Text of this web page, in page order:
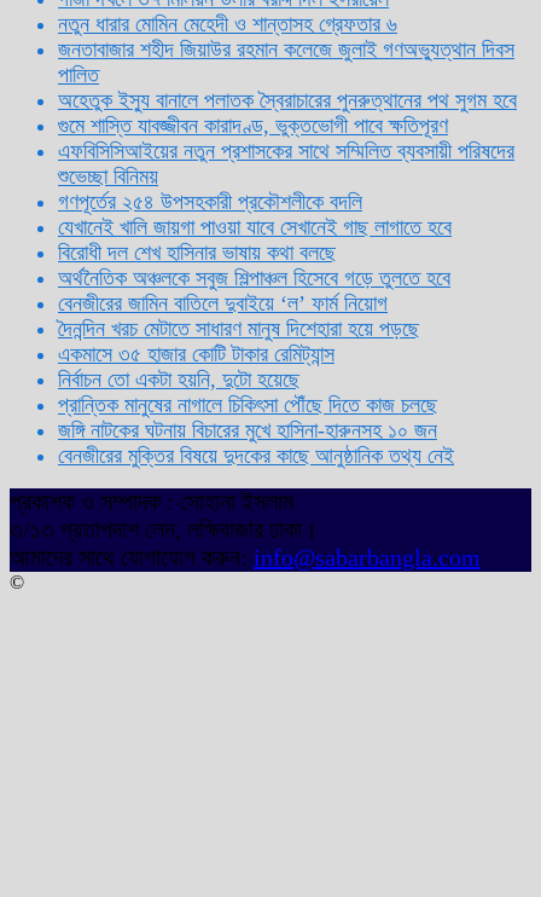
নতুন ধারার মোমিন মেহেদী ও শান্তাসহ গ্রেফতার ৬
জনতাবাজার শহীদ জিয়াউর রহমান কলেজে জুলাই গণঅভ্যুত্থান দিবস
পালিত
অহেতুক ইস্যু বানালে পলাতক স্বৈরাচারের পুনরুত্থানের পথ সুগম হবে
গুমে শাস্তি যাবজ্জীবন কারাদণ্ড, ভুক্তভোগী পাবে ক্ষতিপূরণ
এফবিসিসিআইয়ের নতুন প্রশাসকের সাথে সম্মিলিত ব্যবসায়ী পরিষদের
শুভেচ্ছা বিনিময়
গণপূর্তের ২৫৪ উপসহকারী প্রকৌশলীকে বদলি
যেখানেই খালি জায়গা পাওয়া যাবে সেখানেই গাছ লাগাতে হবে
বিরোধী দল শেখ হাসিনার ভাষায় কথা বলছে
অর্থনৈতিক অঞ্চলকে সবুজ শিল্পাঞ্চল হিসেবে গড়ে তুলতে হবে
বেনজীরের জামিন বাতিলে দুবাইয়ে ‌‘ল’ ফার্ম নিয়োগ
দৈনন্দিন খরচ মেটাতে সাধারণ মানুষ দিশেহারা হয়ে পড়ছে
একমাসে ৩৫ হাজার কোটি টাকার রেমিট্যান্স
নির্বাচন তো একটা হয়নি, দুটো হয়েছে
প্রান্তিক মানুষের নাগালে চিকিৎসা পৌঁছে দিতে কাজ চলছে
জঙ্গি নাটকের ঘটনায় বিচারের মুখে হাসিনা-হারুনসহ ১০ জন
বেনজীরের মুক্তির বিষয়ে দুদকের কাছে আনুষ্ঠানিক তথ্য নেই
প্রকাশক ও সম্পাদক : সোহানা ইসলাম
৩/১৩ প্রতাপদাশ লেন, লক্ষিবাজার ঢাকা।
আমাদের সাথে যোগাযোগ করুন: info@sabarbangla.com
©